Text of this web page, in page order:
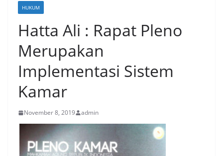
HUKUM
Hatta Ali : Rapat Pleno
Merupakan
Implementasi Sistem
Kamar
November 8, 2019 admin